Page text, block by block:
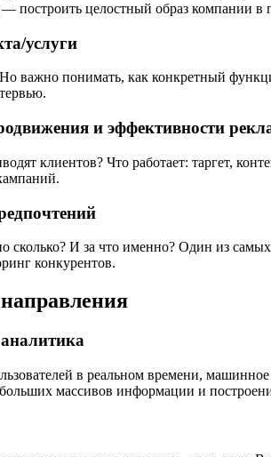
построить целостный образ компании в
услуги
важно понимать, как конкретный
и эффективности
клиентов? Что работает: таргет,
сколько? И за что именно? Один из
конкурентов.
в реальном времени,
массивов информации и